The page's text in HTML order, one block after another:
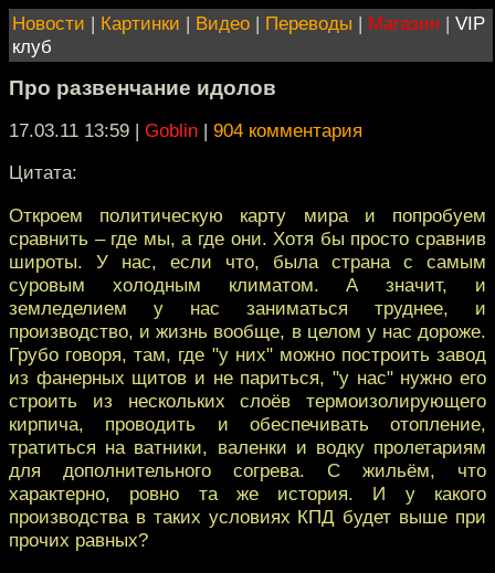
Новости | Картинки | Видео | Переводы | Магазин | VIP
клуб
Про развенчание идолов
17.03.11 13:59 | Goblin | 904 комментария
Цитата:
Откроем политическую карту мира и попробуем
сравнить – где мы, а где они. Хотя бы просто сравнив
широты. У нас, если что, была страна с самым
суровым холодным климатом. А значит, и
земледелием у нас заниматься труднее, и
производство, и жизнь вообще, в целом у нас дороже.
Грубо говоря, там, где "у них" можно построить завод
из фанерных щитов и не париться, "у нас" нужно его
строить из нескольких слоёв термоизолирующего
кирпича, проводить и обеспечивать отопление,
тратиться на ватники, валенки и водку пролетариям
для дополнительного согрева. С жильём, что
характерно, ровно та же история. И у какого
производства в таких условиях КПД будет выше при
прочих равных?